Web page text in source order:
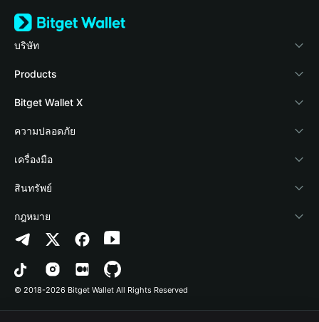
บริษัท
เกี่ยวกับ Bitget Wallet
Blog
Academy
ข่าวสารด้านคริปโต
ศูนย์ช่วยเหลือ
ติดต่อเรา
ทรัพยากรข้อมูลของแบรนด์
อาชีพ
Products
Crypto Card
Stablecoin Earn
Payfi Crypto
Crypto Swap API
Altcoin Season Index
Prediction Markets
DApp
Bitget Wallet X
นักพัฒนา
เชื่อมต่อ Wallet
Bitget Wallet Pay
ลิสต์โปรเจกต์
ความปลอดภัย
Protection Fund
เทคโนโลยีความปลอดภัย
เครื่องมือ
ซื้อคริปโต
การตรวจจับการอนุญาต
การตรวจจับสัญญา
การโอนเป็นชุด
สินทรัพย์
Arbitrum
Avalanche
Bitcoin
กฎหมาย
นโยบายความเป็นส่วนตัว
ข้อตกลงในการใช้บริการ
© 2018-2026 Bitget Wallet All Rights Reserved